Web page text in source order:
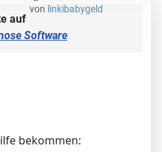
von linkibabygeld
auf
Software
bekommen: